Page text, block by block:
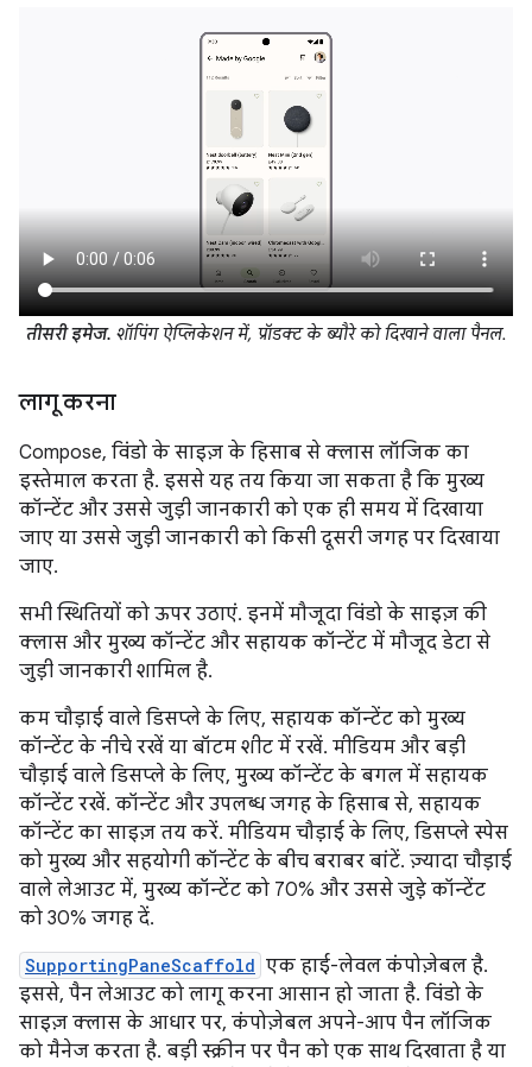
तीसरी इमेज. शॉपिंग ऐप्लिकेशन में, प्रॉडक्ट के ब्यौरे को दिखाने वाला पैनल.
लागू करना
Compose, विंडो के साइज़ के हिसाब से क्लास लॉजिक का
इस्तेमाल करता है. इससे यह तय किया जा सकता है कि मुख्य
कॉन्टेंट और उससे जुड़ी जानकारी को एक ही समय में दिखाया
जाए या उससे जुड़ी जानकारी को किसी दूसरी जगह पर दिखाया
जाए.
सभी स्थितियों को ऊपर उठाएं. इनमें मौजूदा विंडो के साइज़ की
क्लास और मुख्य कॉन्टेंट और सहायक कॉन्टेंट में मौजूद डेटा से
जुड़ी जानकारी शामिल है.
कम चौड़ाई वाले डिसप्ले के लिए, सहायक कॉन्टेंट को मुख्य
कॉन्टेंट के नीचे रखें या बॉटम शीट में रखें. मीडियम और बड़ी
चौड़ाई वाले डिसप्ले के लिए, मुख्य कॉन्टेंट के बगल में सहायक
कॉन्टेंट रखें. कॉन्टेंट और उपलब्ध जगह के हिसाब से, सहायक
कॉन्टेंट का साइज़ तय करें. मीडियम चौड़ाई के लिए, डिसप्ले स्पेस
को मुख्य और सहयोगी कॉन्टेंट के बीच बराबर बांटें. ज़्यादा चौड़ाई
वाले लेआउट में, मुख्य कॉन्टेंट को 70% और उससे जुड़े कॉन्टेंट
को 30% जगह दें.
SupportingPaneScaffold एक हाई-लेवल कंपोज़ेबल है.
इससे, पैन लेआउट को लागू करना आसान हो जाता है. विंडो के
साइज़ क्लास के आधार पर, कंपोज़ेबल अपने-आप पैन लॉजिक
को मैनेज करता है. बड़ी स्क्रीन पर पैन को एक साथ दिखाता है या